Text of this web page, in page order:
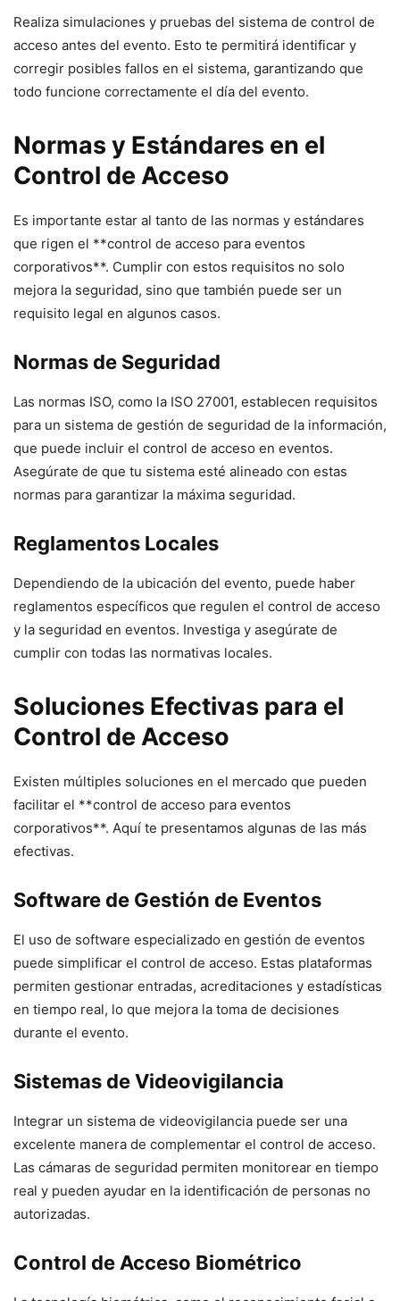
Realiza simulaciones y pruebas del sistema de control de
acceso antes del evento. Esto te permitirá identificar y
corregir posibles fallos en el sistema, garantizando que
todo funcione correctamente el día del evento.
Normas y Estándares en el
Control de Acceso
Es importante estar al tanto de las normas y estándares
que rigen el **control de acceso para eventos
corporativos**. Cumplir con estos requisitos no solo
mejora la seguridad, sino que también puede ser un
requisito legal en algunos casos.
Normas de Seguridad
Las normas ISO, como la ISO 27001, establecen requisitos
para un sistema de gestión de seguridad de la información,
que puede incluir el control de acceso en eventos.
Asegúrate de que tu sistema esté alineado con estas
normas para garantizar la máxima seguridad.
Reglamentos Locales
Dependiendo de la ubicación del evento, puede haber
reglamentos específicos que regulen el control de acceso
y la seguridad en eventos. Investiga y asegúrate de
cumplir con todas las normativas locales.
Soluciones Efectivas para el
Control de Acceso
Existen múltiples soluciones en el mercado que pueden
facilitar el **control de acceso para eventos
corporativos**. Aquí te presentamos algunas de las más
efectivas.
Software de Gestión de Eventos
El uso de software especializado en gestión de eventos
puede simplificar el control de acceso. Estas plataformas
permiten gestionar entradas, acreditaciones y estadísticas
en tiempo real, lo que mejora la toma de decisiones
durante el evento.
Sistemas de Videovigilancia
Integrar un sistema de videovigilancia puede ser una
excelente manera de complementar el control de acceso.
Las cámaras de seguridad permiten monitorear en tiempo
real y pueden ayudar en la identificación de personas no
autorizadas.
Control de Acceso Biométrico